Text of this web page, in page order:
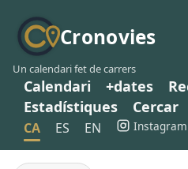
Cronovies
Un calendari fet de carrers
Calendari +dates
Estadístiques
Cercar
CA ES EN Instagram